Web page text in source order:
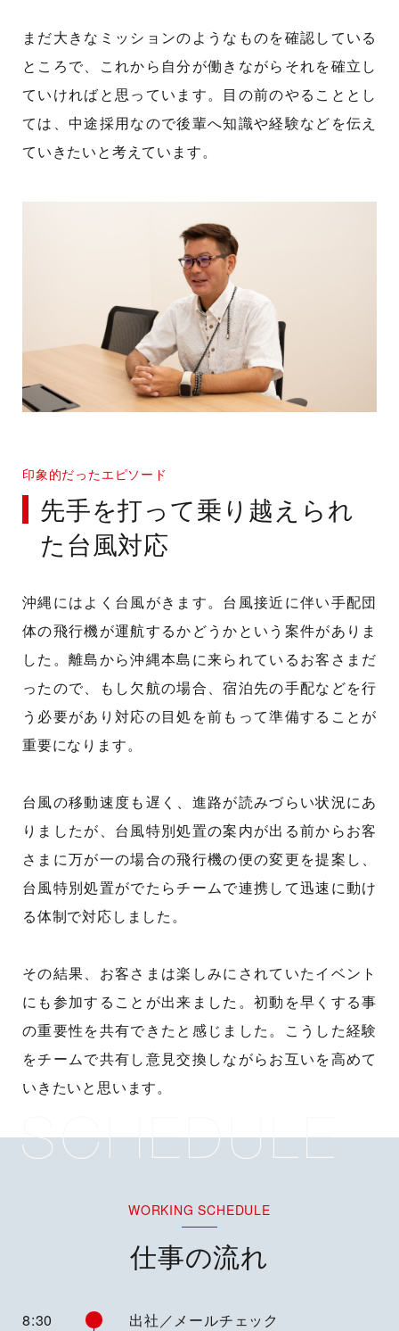
まだ大きなミッションのようなものを確認している
ところで、これから自分が働きながらそれを確立し
ていければと思っています。目の前のやることとし
ては、中途採用なので後輩へ知識や経験などを伝え
ていきたいと考えています。
印象的だったエピソード
先手を打って乗り越えられ
た台風対応
沖縄にはよく台風がきます。台風接近に伴い手配団
体の飛行機が運航するかどうかという案件がありま
した。離島から沖縄本島に来られているお客さまだ
ったので、もし欠航の場合、宿泊先の手配などを行
う必要があり対応の目処を前もって準備することが
重要になります。
台風の移動速度も遅く、進路が読みづらい状況にあ
りましたが、台風特別処置の案内が出る前からお客
さまに万が一の場合の飛行機の便の変更を提案し、
台風特別処置がでたらチームで連携して迅速に動け
る体制で対応しました。
その結果、お客さまは楽しみにされていたイベント
にも参加することが出来ました。初動を早くする事
の重要性を共有できたと感じました。こうした経験
をチームで共有し意見交換しながらお互いを高めて
いきたいと思います。
仕事の流れ
8:30
出社／メールチェック